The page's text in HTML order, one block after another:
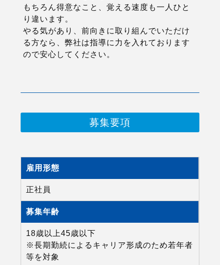
もちろん得意なこと、覚える速度も一人ひと
り違います。
やる気があり、前向きに取り組んでいただけ
る方なら、弊社は指導に力を入れております
ので安心してください。
募集要項
雇用形態
正社員
募集年齢
18歳以上45歳以下
※長期勤続によるキャリア形成のため若年者
等を対象